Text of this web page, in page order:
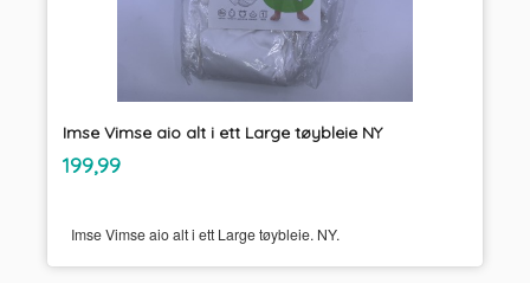
Imse Vimse aio alt i ett Large tøybleie NY
Pris
199,99
Imse Vimse aio alt i ett Large tøybleie. NY.